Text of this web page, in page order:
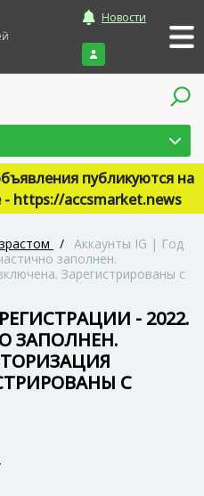
Новости
Войти
публикуются на
https://accsmarket.news
/ Аккаунты IG | Год
заполнен.
Зарегистрированы с
- 2022.
ЗАПОЛНЕН.
С